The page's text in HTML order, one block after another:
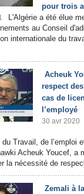
pour trois
L'Algérie a été élue
au Conseil
internationale du
Acheuk
respect
cas de
l’employé
30 avr 2020
du Travail, de l’emploi
Acheuk Youcef, a
la nécessité de
Zemali à